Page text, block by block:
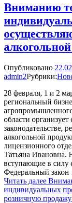
Вниманию
Опубликовано
admin2Рубрики:
28 февраля, 1 и 2
региональный
области
законодательстве,
алкогольной
лицензионного
Татьяна Ивановна.
вступающие в силу
Федеральный
Читать далее
индивидуальных
розничную